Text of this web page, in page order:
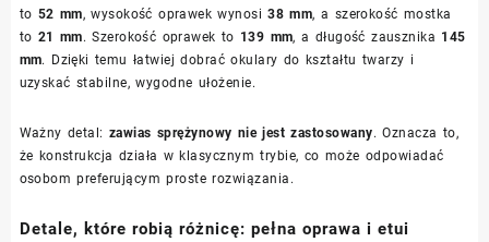
to 52 mm, wysokość oprawek wynosi38 mm, a szerokość mostka
to 21 mm. Szerokość oprawek to 139 mm, a długość zausznika 145
mm. Dzięki temu łatwiej dobrać okulary do kształtu twarzy i
uzyskać stabilne, wygodne ułożenie.
Ważny detal: zawias sprężynowy nie jest zastosowany. Oznacza to,
że konstrukcja działa w klasycznym trybie, co może odpowiadać
osobom preferującym proste rozwiązania.
Detale, które robią różnicę: pełna oprawa i etui